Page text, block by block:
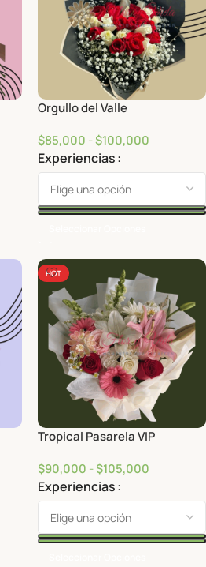
Orgullo del Valle
$85,000 -$100,000
Experiencias
HOT
Tropical Pasarela VIP
$90,000 -$105,000
Experiencias